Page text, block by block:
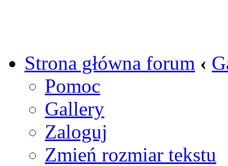
Strona główna forum ‹
Pomoc
Gallery
Zaloguj
Zmień rozmiar tekstu